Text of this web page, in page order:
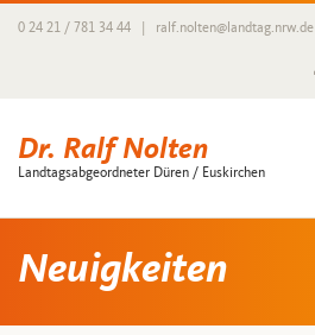
0 24 21 / 781 34 44 ralf.nolten@landtag.nrw.de
Dr. Ralf Nolten
Landtagsabgeordneter Düren / Euskirchen
Neuigkeiten